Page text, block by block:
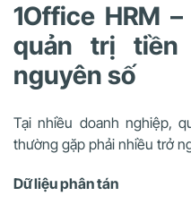
1Office HRM
quản trị tiền
nguyên số
Tại nhiều doanh nghiệp,
thường gặp phải nhiều trở
Dữ liệu phân tán